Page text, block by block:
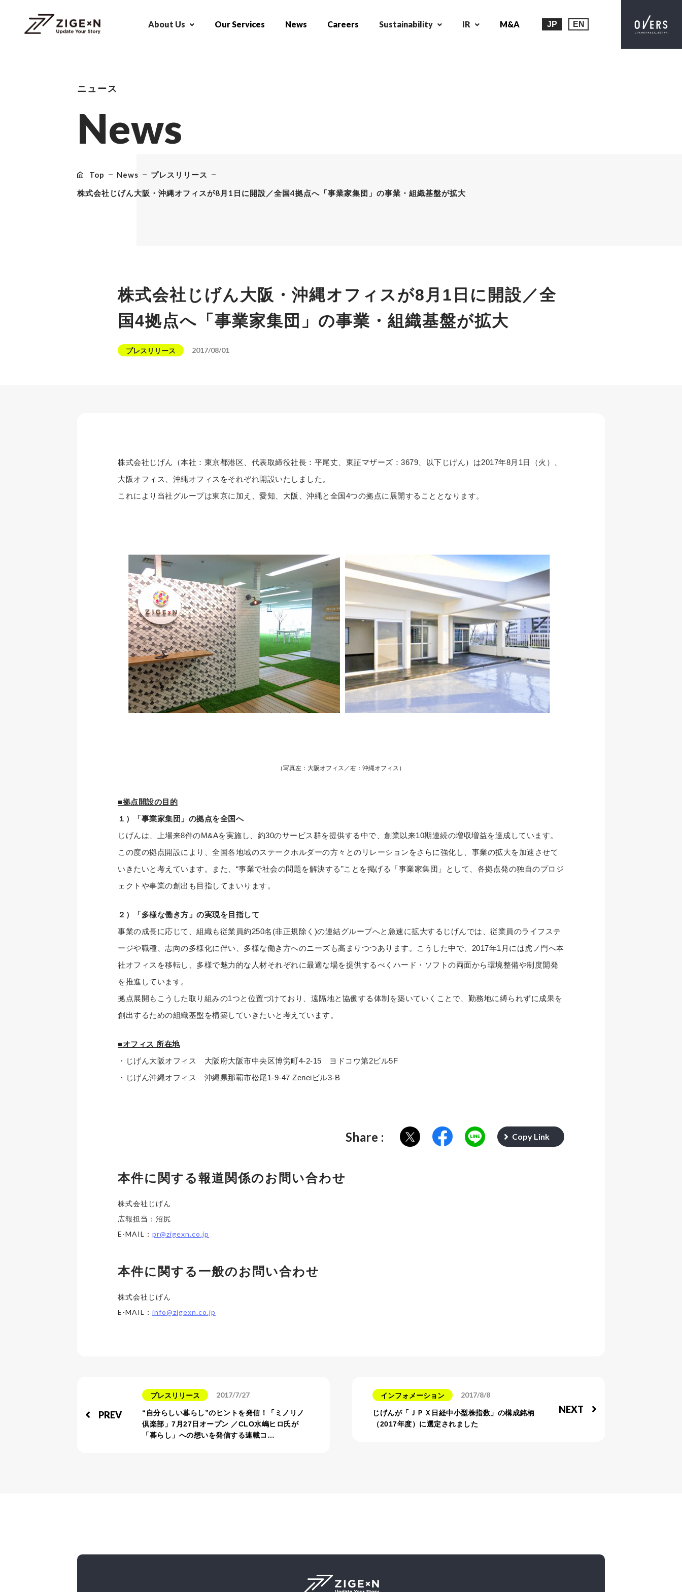
About Us Our Services News Careers Sustainability IR M&A JP EN
ニュース
News
Top News
プレスリリース
株式会社じげん大阪・沖縄オフィスが8月1日に開設／全国4拠点へ「事業家集団」の事業・組織基盤が拡大
株式会社じげん大阪・沖縄オフィスが8月1日に開設／全
国4拠点へ「事業家集団」の事業・組織基盤が拡大
プレスリリース 2017/08/01
株式会社じげん（本社：東京都港区、代表取締役社長：平尾丈、東証マザーズ：3679、以下じげん）は2017年8月1日（火）、
大阪オフィス、沖縄オフィスをそれぞれ開設いたしました。
これにより当社グループは東京に加え、愛知、大阪、沖縄と全国4つの拠点に展開することとなります。
（写真左：大阪オフィス／右：沖縄オフィス）
■拠点開設の目的
１）「事業家集団」の拠点を全国へ
じげんは、上場来8件のM&Aを実施し、約30のサービス群を提供する中で、創業以来10期連続の増収増益を達成しています。
この度の拠点開設により、全国各地域のステークホルダーの方々とのリレーションをさらに強化し、事業の拡大を加速させて
いきたいと考えています。また、“事業で社会の問題を解決する”ことを掲げる「事業家集団」として、各拠点発の独自のプロジ
ェクトや事業の創出も目指してまいります。
２）「多様な働き方」の実現を目指して
事業の成長に応じて、組織も従業員約250名(非正規除く)の連結グループへと急速に拡大するじげんでは、従業員のライフステ
ージや職種、志向の多様化に伴い、多様な働き方へのニーズも高まりつつあります。こうした中で、2017年1月には虎ノ門へ本
社オフィスを移転し、多様で魅力的な人材それぞれに最適な場を提供するべくハード・ソフトの両面から環境整備や制度開発
を推進しています。
拠点展開もこうした取り組みの1つと位置づけており、遠隔地と協働する体制を築いていくことで、勤務地に縛られずに成果を
創出するための組織基盤を構築していきたいと考えています。
■オフィス 所在地
・じげん大阪オフィス 大阪府大阪市中央区博労町4-2-15 ヨドコウ第2ビル5F
・じげん沖縄オフィス 沖縄県那覇市松尾1-9-47 Zeneiビル3-B
Share : Copy Link
本件に関する報道関係のお問い合わせ
株式会社じげん
広報担当：沼尻
E-MAIL： pr@zigexn.co.jp
本件に関する一般のお問い合わせ
株式会社じげん
E-MAIL： info@zigexn.co.jp
PREV
プレスリリース 2017/7/27
“自分らしい暮らし”のヒントを発信！「ミノリノ
倶楽部」7月27日オープン ／CLO水嶋ヒロ氏が
「暮らし」への想いを発信する連載コ…
NEXT
インフォメーション 2017/8/8
じげんが「ＪＰＸ日経中小型株指数」の構成銘柄
（2017年度）に選定されました